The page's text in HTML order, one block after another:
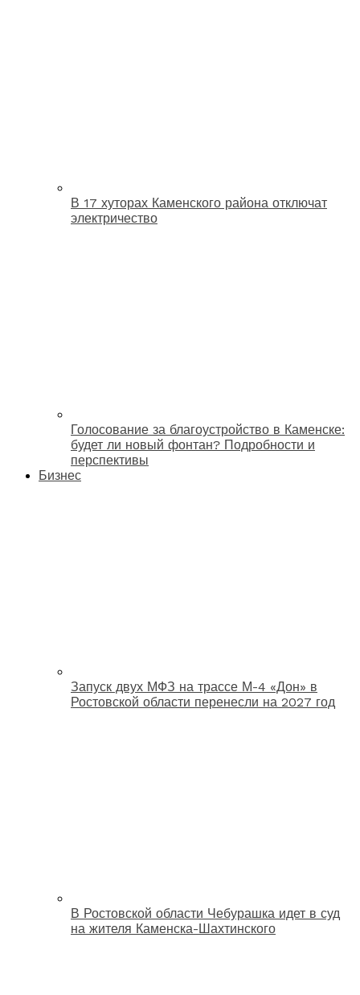
В 17 хуторах Каменского района отключат
электричество
Голосование за благоустройство в Каменске:
будет ли новый фонтан? Подробности и
перспективы
Бизнес
Запуск двух МФЗ на трассе М-4 «Дон» в
Ростовской области перенесли на 2027 год
В Ростовской области Чебурашка идет в суд
на жителя Каменска-Шахтинского